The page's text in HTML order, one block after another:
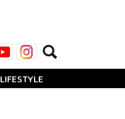
Search
for:
LIFESTYLE